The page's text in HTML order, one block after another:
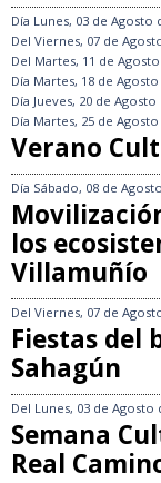
Día Lunes, 03 de Agosto
Del Viernes, 07 de
Del Martes, 11 de
Día Martes, 18 de Agosto
Día Jueves, 20 de Agosto
Día Martes, 25 de Agosto
Verano
Día Sábado, 08 de
los
Villamuñío
Del Viernes, 07 de
Fiestas del
Sahagún
Del Lunes, 03 de Agosto
Semana
Real